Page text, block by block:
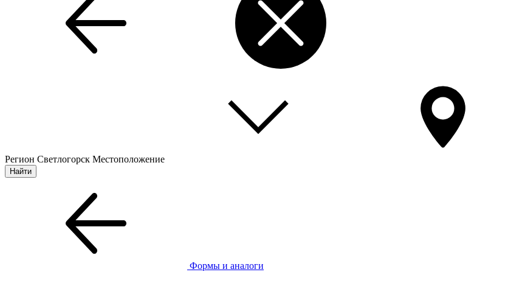
Регион Светлогорск Местоположение
Формы и аналоги